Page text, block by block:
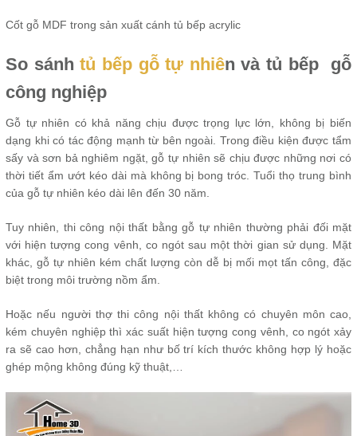
Cốt gỗ MDF trong sản xuất cánh tủ bếp acrylic
So sánhtủ bếp gỗ tự nhiên và tủ bếp gỗ
công nghiệp
Gỗ tự nhiên có khả năng chịu được trọng lực lớn, không bị biến
dạng khi có tác động mạnh từ bên ngoài. Trong điều kiện được tẩm
sấy và sơn bả nghiêm ngặt, gỗ tự nhiên sẽ chịu được những nơi có
thời tiết ẩm ướt kéo dài mà không bị bong tróc. Tuổi thọ trung bình
của gỗ tự nhiên kéo dài lên đến 30 năm.
Tuy nhiên, thi công nội thất bằng gỗ tự nhiên thường phải đối mặt
với hiện tượng cong vênh, co ngót sau một thời gian sử dụng. Mặt
khác, gỗ tự nhiên kém chất lượng còn dễ bị mối mọt tấn công, đặc
biệt trong môi trường nồm ẩm.
Hoặc nếu người thợ thi công nội thất không có chuyên môn cao,
kém chuyên nghiệp thì xác suất hiện tượng cong vênh, co ngót xảy
ra sẽ cao hơn, chẳng hạn như bố trí kích thước không hợp lý hoặc
ghép mộng không đúng kỹ thuật,…